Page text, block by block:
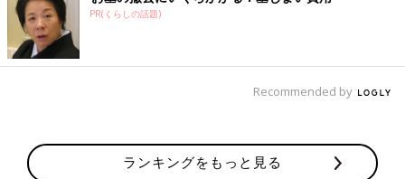
PR(くらしの話題)
Recommended by
ランキングをもっと見る